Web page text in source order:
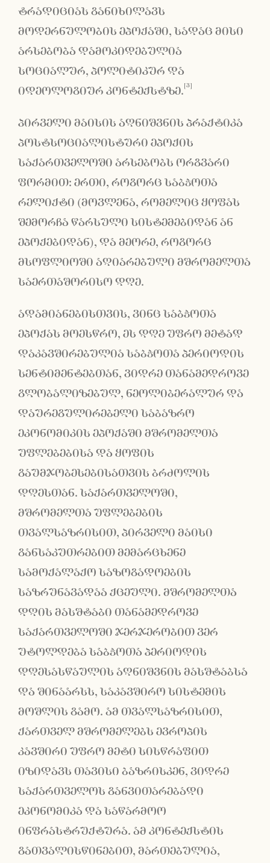
ტრადიციას განიხილავს
მოდერნულობის ეპოქაში, სადაც მისი
არსებობა დამოკიდებულია
სოციალურ, პოლიტიკურ და
იდეოლოგიურ კონტექსტზე. [3]
პირველი მაისის აღნიშვნის პრაქტიკა
პოსტსოციალისტური ეპოქის
საქართველოში არსებობს ორგვარი
ფორმით: ერთი, როგორც საბჭოთა
რელიქტი (მოვლენა, რომელიც ყოფას
შემორჩა წარსული სისტემებიდან ან
ეპოქებიდან), და მეორე, როგორც
მსოფლიოში აღიარებული მშრომელთა
საერთაშორისო დღე.
ადამიანებისთვის, ვინც საბჭოთა
ეპოქას მოესწრო, ეს დღე უფრო მეტად
დაკავშირებულია საბჭოთა პერიოდის
სენტიმენტებთან, ვიდრე თანამედროვე
გლობალიზებულ, ნეოლიბერალურ და
დაურეგულირებელი საბაზრო
ეკონომიკის ეპოქაში მშრომელთა
უფლებებისა და ყოფის
გაუმჯობესებისათვის ბრძოლის
დღესთან. საქართველოში,
მშრომელთა უფლებების
თვალსაზრისით, პირველი მაისი
განსაკუთრებით მემარცხენე
სამოქალაქო საზოგადოების
საზრუნავადაა ქცეული. მშრომელთა
დღის მასშტაბი თანამედროვე
საქართველოში ჯერჯერობით ვერ
უტოლდება საბჭოთა პერიოდის
დღესასწაულის აღნიშვნის მასშტაბსა
და შინაარსს, საკავშირო სისტემის
მოშლის გამო. ამ თვალსაზრისით,
ქართველ მშრომელებს ევროპის
კავშირი უფრო მეტი სისწრაფით
იზიდავს თავისი ბაზრისკენ, ვიდრე
საქართველოს განვითარებადი
ეკონომიკა და საწარმოო
ინფრასტრუქტურა. ამ კონტექსტის
გათვალისწინებით, მართებულია,